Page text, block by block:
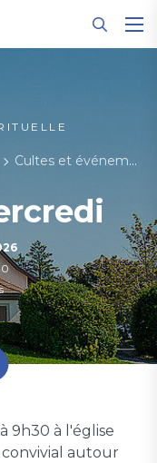
Cultes et événements
9h30 à l'église
autour